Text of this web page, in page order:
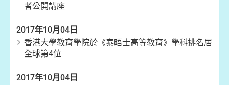
者公開講座
2017年10月04日
香港大學教育學院於《泰晤士高等教育》學科排名居
全球第4位
2017年10月04日